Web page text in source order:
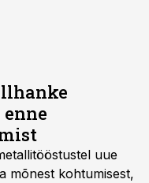
uue
mõnest kohtumisest,